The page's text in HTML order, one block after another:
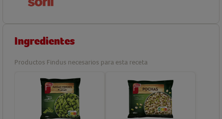
Ingredientes
Productos Findus necesarios para esta receta